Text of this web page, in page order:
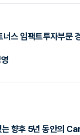
너스 임팩트투자부문
는 향후 5년 동안의